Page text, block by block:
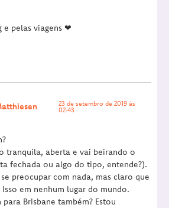
e pelas viagens ❤
23 de setembro de 2019 às
02:43
tranquila, aberta e vai beirando o
fechada ou algo do tipo, entende?).
preocupar com nada, mas claro que
em nenhum lugar do mundo.
Brisbane também? Estou